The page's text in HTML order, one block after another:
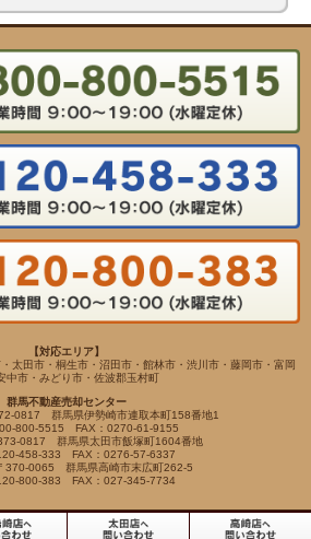
【対応エリア】
太田市・桐生市・沼田市・館林市・渋川市・藤岡市・富岡
中市・みどり市・佐波郡玉村町
群馬不動産売却センター
0817 群馬県伊勢崎市連取本町158番地1
800-5515 FAX：0270-61-9155
373-0817 群馬県太田市飯塚町1604番地
458-333 FAX：0276-57-6337
370-0065 群馬県高崎市末広町262-5
800-383 FAX：027-345-7734
ALL RIGHTS RESERVED.